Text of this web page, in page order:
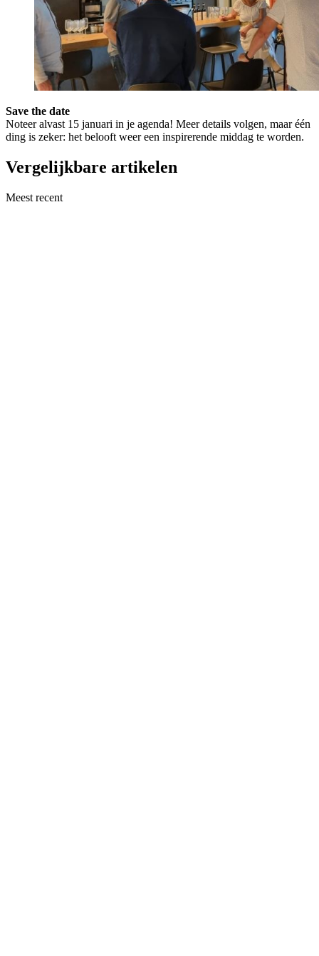
Save the date
Noteer alvast 15 januari in je agenda! Meer details volgen, maar één
ding is zeker: het belooft weer een inspirerende middag te worden.
Vergelijkbare artikelen
Meest recent